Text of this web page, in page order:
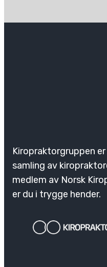
Kiropraktorgruppen
samling av
medlem av Norsk
er du i trygge hender.